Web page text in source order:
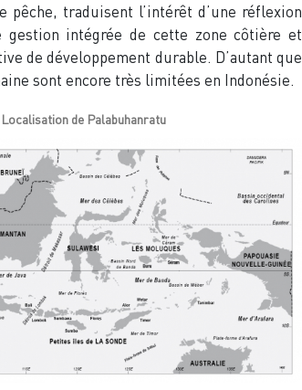
pêche, traduisent l’intérêt d’une réflexion
gestion intégrée de cette zone côtière et
de développement durable. D’autant que
sont encore très limitées en Indonésie.
Localisation de Palabuhanratu